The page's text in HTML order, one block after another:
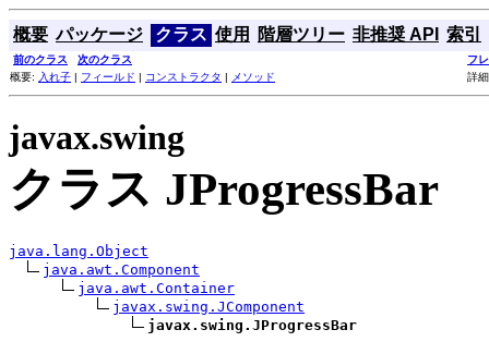
概要 パッケージ クラス 使用 階層ツリー 非推奨 API 索引
前のクラス 次のクラス
フ
概要: 入れ子 | フィールド | コンストラクタ | メソッド 詳
javax.swing
クラス JProgressBar
java.lang.Object
java.awt.Component
java.awt.Container
javax.swing.JComponent
javax.swing.JProgressBar